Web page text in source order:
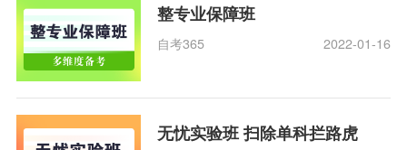
整专业保障班
自考365 2022-01-16
无忧实验班 扫除单科拦路虎